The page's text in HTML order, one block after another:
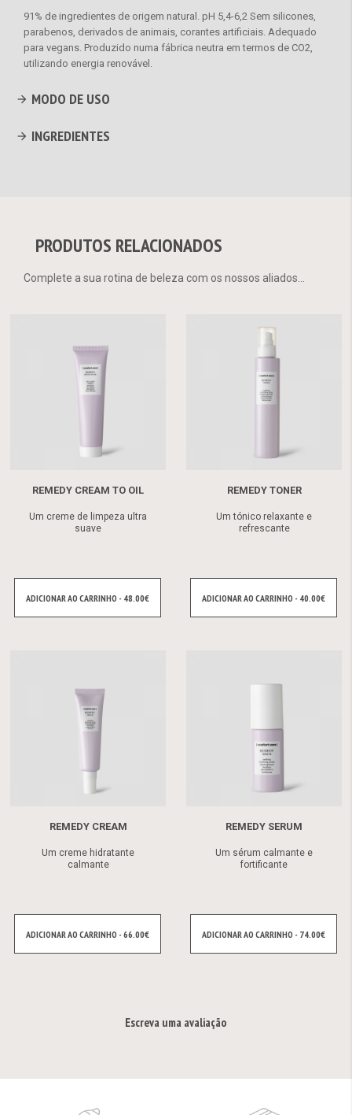
91% de ingredientes de origem natural. pH 5,4-6,2 Sem silicones,
parabenos, derivados de animais, corantes artificiais. Adequado
para vegans. Produzido numa fábrica neutra em termos de CO2,
utilizando energia renovável.
MODO DE USO
INGREDIENTES
PRODUTOS RELACIONADOS
Complete a sua rotina de beleza com os nossos aliados...
REMEDY CREAM TO OIL
Um creme de limpeza ultra
suave
ADICIONAR AO CARRINHO - 48.00€
REMEDY TONER
Um tónico relaxante e
refrescante
ADICIONAR AO CARRINHO - 40.00€
REMEDY CREAM
Um creme hidratante
calmante
ADICIONAR AO CARRINHO - 66.00€
REMEDY SERUM
Um sérum calmante e
fortificante
ADICIONAR AO CARRINHO - 74.00€
Escreva uma avaliação